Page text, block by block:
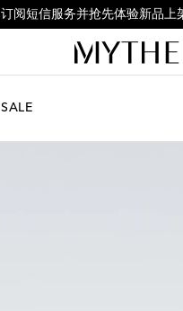
订阅短信服务并抢先体验新品上
SALE